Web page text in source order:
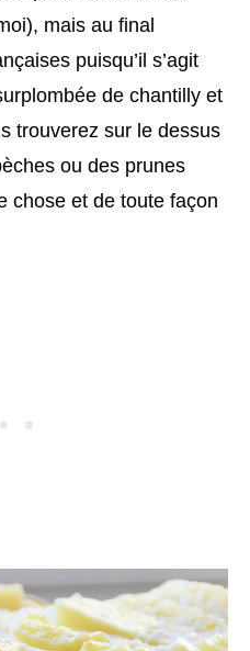
mais au final
puisqu’il s’agit
de chantilly et
trouverez sur le dessus
ou des prunes
chose et de toute façon